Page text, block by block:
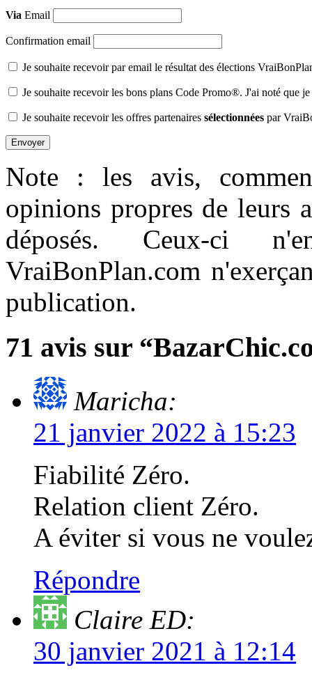
Via Email
Confirmation email
Je souhaite recevoir par email le résultat des élections
Je souhaite recevoir les bons plans Code Promo®. J'ai noté que
Je souhaite recevoir les offres partenaires sélectionnées par
Note : les avis,
opinions propres de leurs
déposés. Ceux-ci
VraiBonPlan.com
publication.
71 avis sur
Maricha:
21 janvier 2022 à 15:23
Fiabilité Zéro.
Relation client Zéro.
A éviter si vous ne
Répondre
Claire ED:
30 janvier 2021 à 12:14